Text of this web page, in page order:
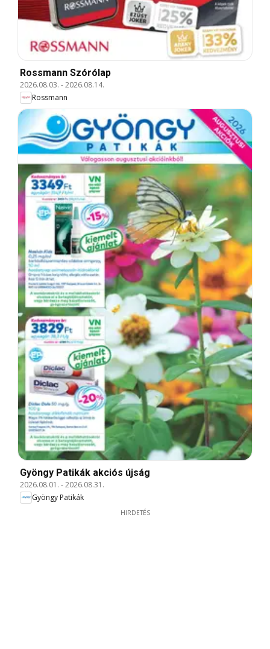
Rossmann Szórólap
2026.08.03. -2026.08.14.
Rossmann
Gyöngy Patikák akciós újság
2026.08.01. -2026.08.31.
Gyöngy Patikák
HIRDETÉS